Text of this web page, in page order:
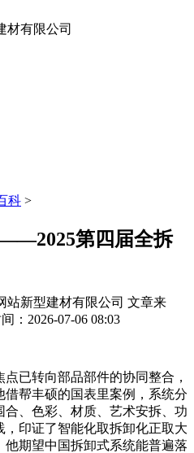
科 >
第四届全拆
站新型建材有限公司 文章来
：2026-07-06 08:03
已转向部品部件的协同整合，
帮丰硕的国表里案例，系统分
、色彩、材质、艺术安拆、功
印证了智能化取拆卸化正取大
期望中国拆卸式系统能普遍落